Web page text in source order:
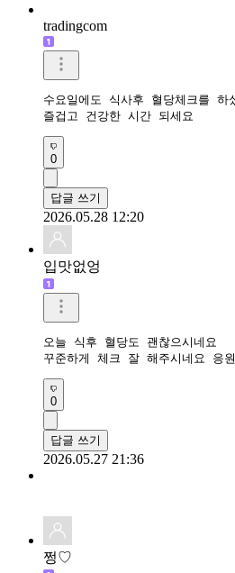
tradingcom
수요일에도 식사후 혈당체크를 하
즐겁고 건강한 시간 되세요
0
답글 쓰기
2026.05.28 12:20
입맛없엉
오늘 식후 혈당도 괜찮으시네요
꾸준하게 체크 잘 해주시네요 응
0
답글 쓰기
2026.05.27 21:36
쩡♡